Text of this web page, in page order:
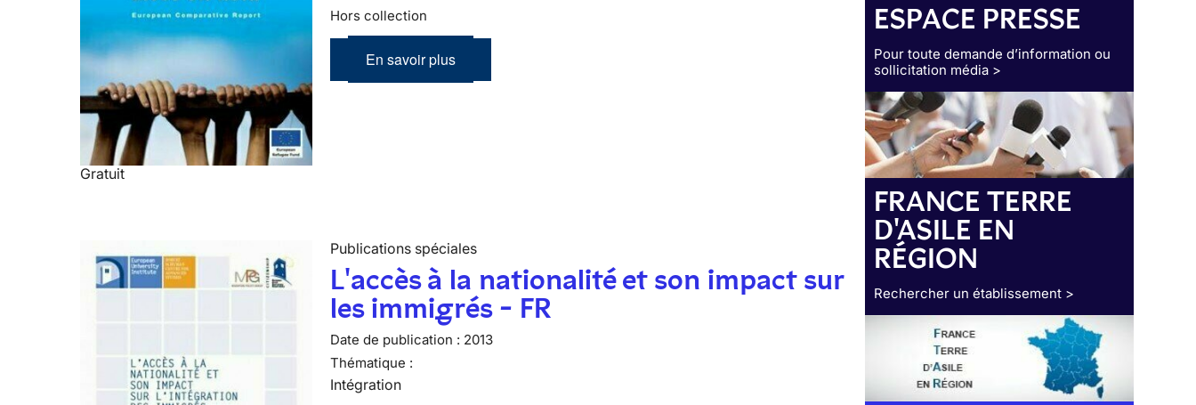
Gratuit
Hors collection
En savoir plus
Publications spéciales
L'accès à la nationalité et son impact sur
les immigrés - FR
Date de publication : 2013
Thématique :
Intégration
ESPACE PRESSE
Pour toute demande d’information ou
sollicitation média >
FRANCE TERRE
D'ASILE EN
RÉGION
Rechercher un établissement >